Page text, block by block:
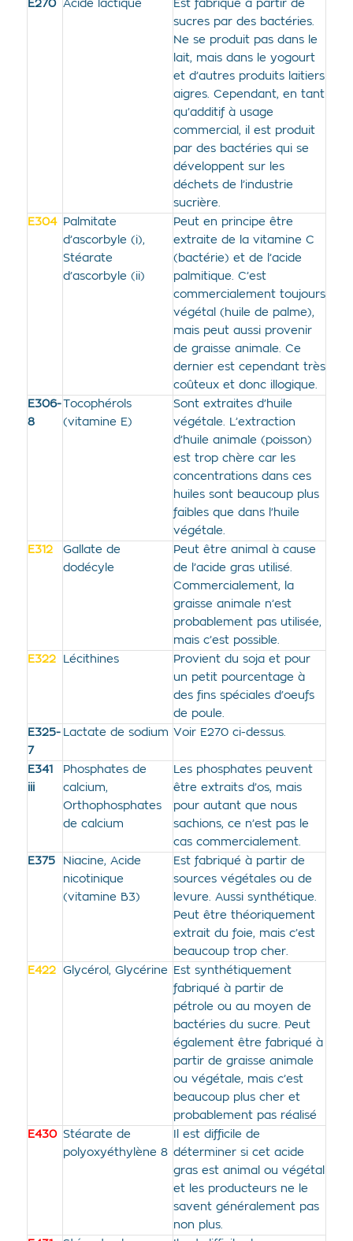
E270
Acide lactique
Est fabriqué à partir de
sucres par des bactéries.
Ne se produit pas dans le
lait, mais dans le yogourt
et d’autres produits laitiers
aigres. Cependant, en tant
qu’additif à usage
commercial, il est produit
par des bactéries qui se
développent sur les
déchets de l’industrie
sucrière.
E304
Palmitate
d’ascorbyle (i),
Stéarate
d’ascorbyle (ii)
Peut en principe être
extraite de la vitamine C
(bactérie) et de l’acide
palmitique. C’est
commercialement toujours
végétal (huile de palme),
mais peut aussi provenir
de graisse animale. Ce
dernier est cependant très
coûteux et donc illogique.
E306-
8
Tocophérols
(vitamine E)
Sont extraites d’huile
végétale. L’extraction
d’huile animale (poisson)
est trop chère car les
concentrations dans ces
huiles sont beaucoup plus
faibles que dans l’huile
végétale.
E312
Gallate de
dodécyle
Peut être animal à cause
de l’acide gras utilisé.
Commercialement, la
graisse animale n’est
probablement pas utilisée,
mais c’est possible.
E322
Lécithines
Provient du soja et pour
un petit pourcentage à
des fins spéciales d’oeufs
de poule.
E325-
7
Lactate de sodium Voir E270 ci-dessus.
E341
iii
Phosphates de
calcium,
Orthophosphates
de calcium
Les phosphates peuvent
être extraits d’os, mais
pour autant que nous
sachions, ce n’est pas le
cas commercialement.
E375
Niacine, Acide
nicotinique
(vitamine B3)
Est fabriqué à partir de
sources végétales ou de
levure. Aussi synthétique.
Peut être théoriquement
extrait du foie, mais c’est
beaucoup trop cher.
E422
Glycérol, Glycérine
Est synthétiquement
fabriqué à partir de
pétrole ou au moyen de
bactéries du sucre. Peut
également être fabriqué à
partir de graisse animale
ou végétale, mais c’est
beaucoup plus cher et
probablement pas réalisé
E430
Stéarate de
polyoxyéthylène 8
Il est difficile de
déterminer si cet acide
gras est animal ou végétal
et les producteurs ne le
savent généralement pas
non plus.